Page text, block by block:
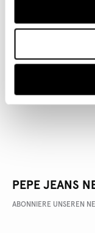
PEPE JEANS
ABONNIERE UNSEREN